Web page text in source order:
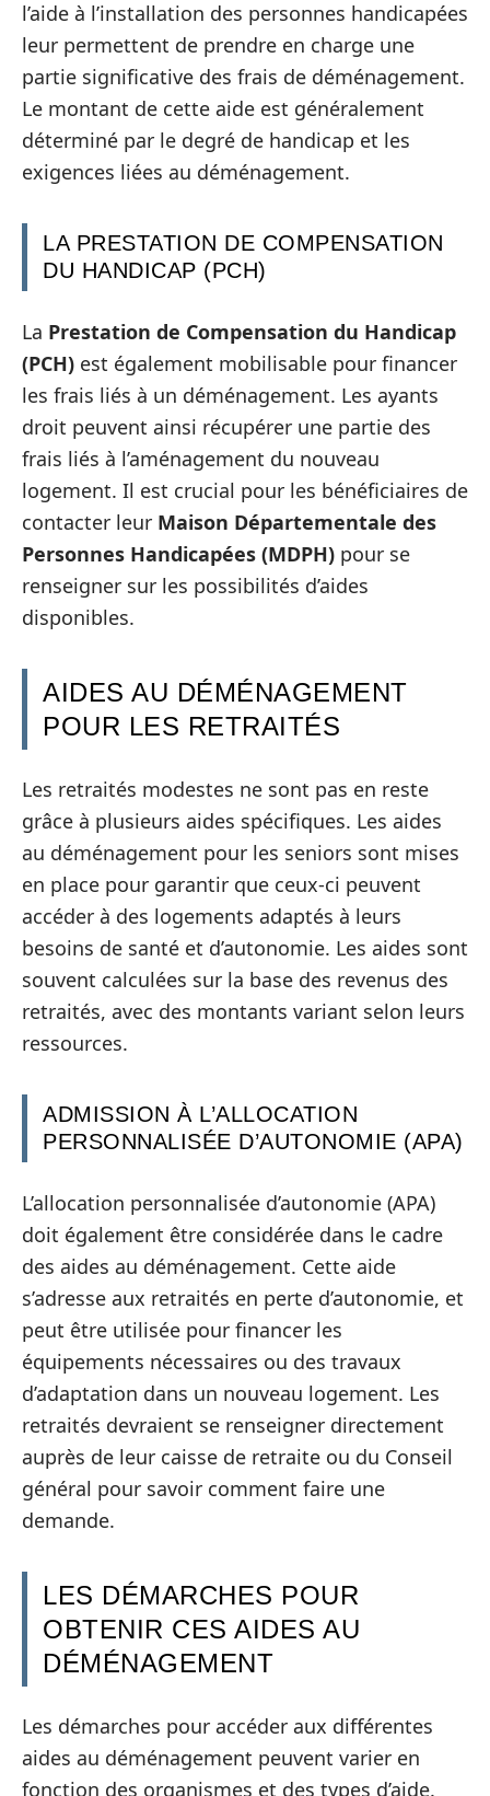
l’aide à l’installation des personnes handicapées
leur permettent de prendre en charge une
partie significative des frais de déménagement.
Le montant de cette aide est généralement
déterminé par le degré de handicap et les
exigences liées au déménagement.
LA PRESTATION DE COMPENSATION
DU HANDICAP (PCH)
La Prestation de Compensation du Handicap
(PCH) est également mobilisable pour financer
les frais liés à un déménagement. Les ayants
droit peuvent ainsi récupérer une partie des
frais liés à l’aménagement du nouveau
logement. Il est crucial pour les bénéficiaires de
contacter leur Maison Départementale des
Personnes Handicapées (MDPH) pour se
renseigner sur les possibilités d’aides
disponibles.
AIDES AU DÉMÉNAGEMENT
POUR LES RETRAITÉS
Les retraités modestes ne sont pas en reste
grâce à plusieurs aides spécifiques. Les aides
au déménagement pour les seniors sont mises
en place pour garantir que ceux-ci peuvent
accéder à des logements adaptés à leurs
besoins de santé et d’autonomie. Les aides sont
souvent calculées sur la base des revenus des
retraités, avec des montants variant selon leurs
ressources.
ADMISSION À L’ALLOCATION
PERSONNALISÉE D’AUTONOMIE (APA)
L’allocation personnalisée d’autonomie (APA)
doit également être considérée dans le cadre
des aides au déménagement. Cette aide
s’adresse aux retraités en perte d’autonomie, et
peut être utilisée pour financer les
équipements nécessaires ou des travaux
d’adaptation dans un nouveau logement. Les
retraités devraient se renseigner directement
auprès de leur caisse de retraite ou du Conseil
général pour savoir comment faire une
demande.
LES DÉMARCHES POUR
OBTENIR CES AIDES AU
DÉMÉNAGEMENT
Les démarches pour accéder aux différentes
aides au déménagement peuvent varier en
fonction des organismes et des types d’aide.